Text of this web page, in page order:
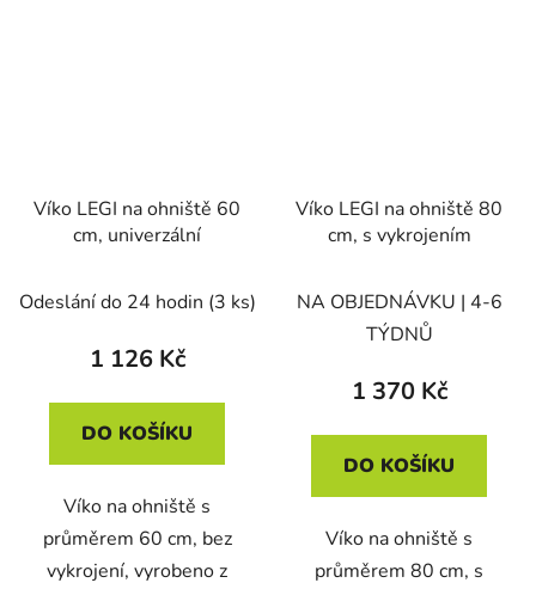
Víko LEGI na ohniště 60
cm, univerzální
Odeslání do 24 hodin (3 ks)
1 126 Kč
DO KOŠÍKU
Víko na ohniště s
průměrem 60 cm, bez
vykrojení, vyrobeno z
Víko LEGI na ohniště 80
cm, s vykrojením
NA OBJEDNÁVKU | 4-6
TÝDNŮ
1 370 Kč
DO KOŠÍKU
Víko na ohniště s
průměrem 80 cm, s